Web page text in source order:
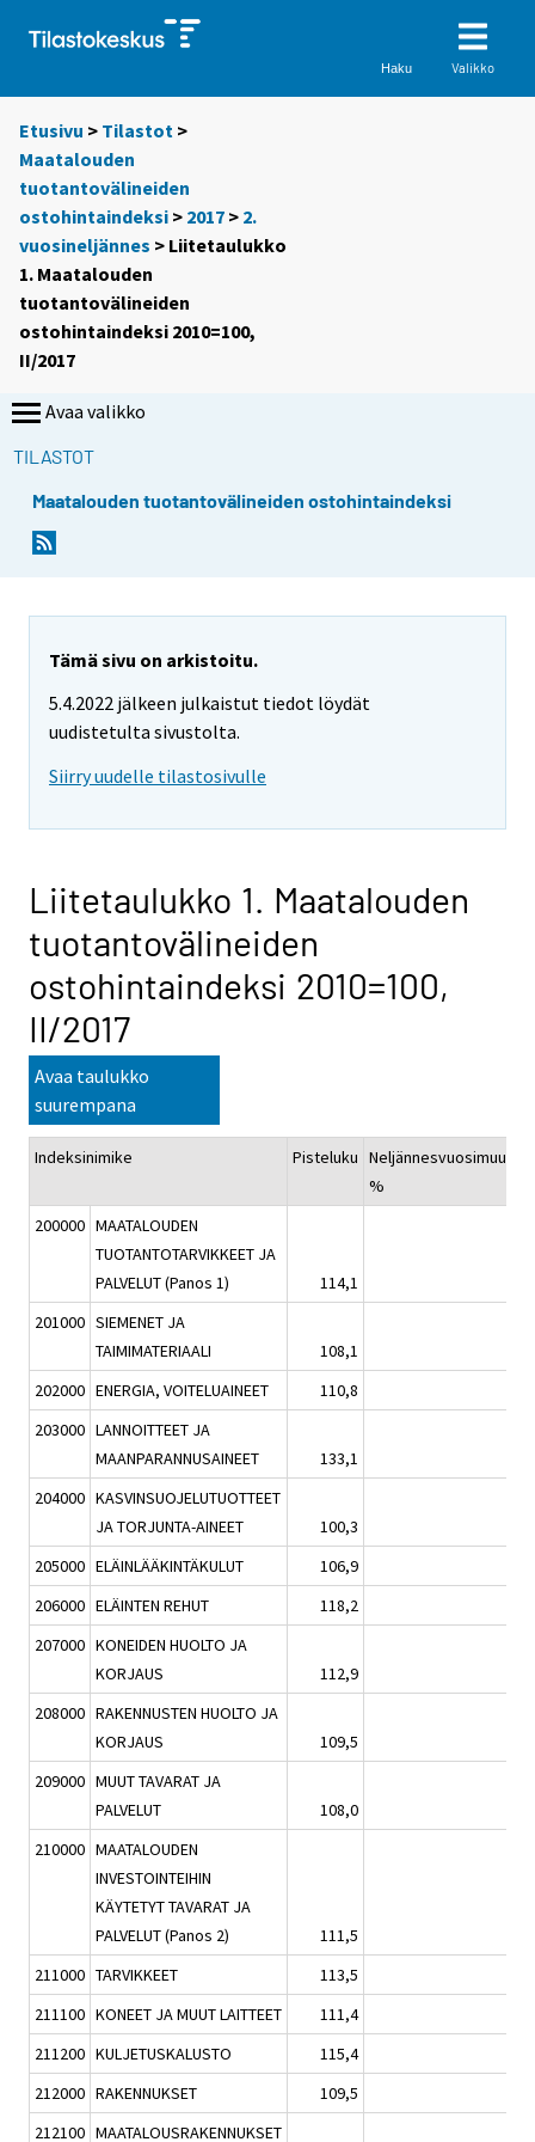
Haku Valikko
Etusivu > Tilastot >
Maatalouden
tuotantovälineiden
ostohintaindeksi > 2017 > 2.
vuosineljännes > Liitetaulukko
1. Maatalouden
tuotantovälineiden
ostohintaindeksi 2010=100,
II/2017
Avaa valikko
TILASTOT
Maatalouden tuotantovälineiden ostohintaindeksi
Tämä sivu on arkistoitu.
5.4.2022 jälkeen julkaistut tiedot löydät
uudistetulta sivustolta.
Siirry uudelle tilastosivulle
Liitetaulukko 1. Maatalouden
tuotantovälineiden
ostohintaindeksi 2010=100,
II/2017
Avaa taulukko
suurempana
Indeksinimike Pisteluku Neljännesvuosimuutos,
%
200000 MAATALOUDEN
TUOTANTOTARVIKKEET JA
PALVELUT (Panos 1)
114,1
201000 SIEMENET JA
TAIMIMATERIAALI
108,1
202000 ENERGIA, VOITELUAINEET 110,8
203000 LANNOITTEET JA
MAANPARANNUSAINEET
133,1
204000 KASVINSUOJELUTUOTTEET
JA TORJUNTA-AINEET
100,3
205000 ELÄINLÄÄKINTÄKULUT 106,9
206000 ELÄINTEN REHUT 118,2
207000 KONEIDEN HUOLTO JA
KORJAUS
112,9
208000 RAKENNUSTEN HUOLTO JA
KORJAUS
109,5
209000 MUUT TAVARAT JA
PALVELUT
108,0
210000 MAATALOUDEN
INVESTOINTEIHIN
KÄYTETYT TAVARAT JA
PALVELUT (Panos 2)
111,5
211000 TARVIKKEET 113,5
211100 KONEET JA MUUT LAITTEET 111,4
211200 KULJETUSKALUSTO 115,4
212000 RAKENNUKSET 109,5
212100 MAATALOUSRAKENNUKSET